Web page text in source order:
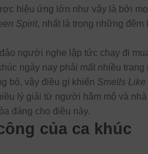
hiệu ứng lớn như vậy là bởi
Spirit, nhất là trong những đêm
người nghe lập tức chạy đi
ngày nay phải mất nhiều trang
bỏ, vậy điều gì khiến Smells
lý giải từ người hâm mộ và
đáng cho điều này.
của ca khúc